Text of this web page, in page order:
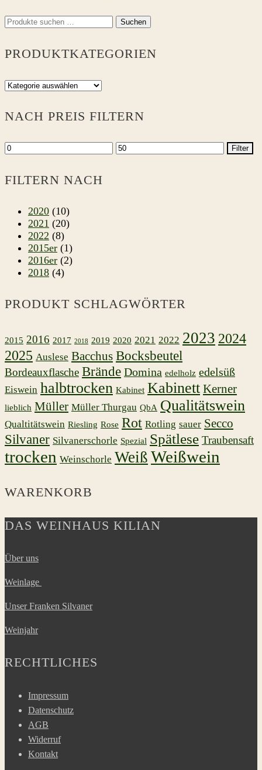
Suchen
Suchen
PRODUKTKATEGORIEN
NACH PREIS FILTERN
Min.
Max.
Filter
FILTERN NACH
2020 (10)
2021 (20)
2022 (8)
2015er (1)
2016er (2)
2018 (4)
PRODUKT SCHLAGWÖRTER
2015 2016 2017 2018 2019 2020 2021 2022 2023 2024
2025 Auslese Bacchus Bocksbeutel
Bordeauxflasche Brände Domina edelholz edelsüß
Eiswein halbtrocken Kabinet Kabinett Kerner
lieblich Müller Müller Thurgau QbA Qualitätswein
Qualtitätswein Riesling Rose Rot Rotling sauer Secco
Silvaner Silvanerschorle Spezial Spätlese Traubensaft
trocken Weinschorle Weiß Weißwein
WARENKORB
DAS WEINHAUS KILIAN
Über uns
Weinlage
Unser Franken Silvaner
Weinjahr
RECHTLICHES
Impressum
Datenschutz
AGB
Widerruf
Kontakt